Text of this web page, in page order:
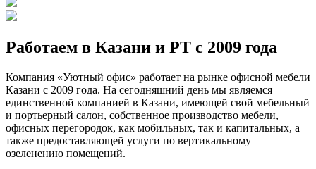
Работаем в Казани и РТ с 2009 года
Компания «Уютный офис» работает на рынке офисной мебели
Казани с 2009 года. На сегодняшний день мы являемся
единственной компанией в Казани, имеющей свой мебельный
и портьерный салон, собственное производство мебели,
офисных перегородок, как мобильных, так и капитальных, а
также предоставляющей услуги по вертикальному
озеленению помещений.